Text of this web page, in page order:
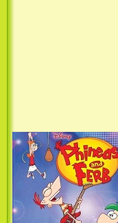
Фархат: Принц Персии /
Farhat: The Prince of the